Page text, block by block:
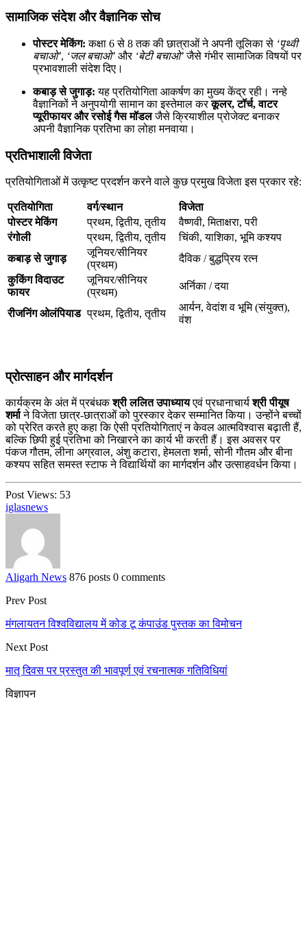
सामाजिक संदेश और वैज्ञानिक सोच
पोस्टर मेकिंग: कक्षा 6 से 8 तक की छात्राओं ने अपनी तूलिका से ‘पृथ्वी
बचाओ’, ‘जल बचाओ’ और ‘बेटी बचाओ’जैसे गंभीर सामाजिक विषयों पर
प्रभावशाली संदेश दिए।
कबाड़ से जुगाड़: यह प्रतियोगिता आकर्षण का मुख्य केंद्र रही। नन्हे
वैज्ञानिकों ने अनुपयोगी सामान का इस्तेमाल करकूलर, टॉर्च, वाटर
प्यूरीफायर और रसोई गैस मॉडलजैसे क्रियाशील प्रोजेक्ट बनाकर
अपनी वैज्ञानिक प्रतिभा का लोहा मनवाया।
प्रतिभाशाली विजेता
प्रतियोगिताओं में उत्कृष्ट प्रदर्शन करने वाले कुछ प्रमुख विजेता इस प्रकार रहे:
प्रतियोगिता वर्ग/स्थान
विजेता
पोस्टर मेकिंग
प्रथम, द्वितीय, तृतीय
वैष्णवी, मिताक्षरा, परी
रंगोली
प्रथम, द्वितीय, तृतीय
चिंकी, याशिका, भूमि कश्यप
कबाड़ से जुगाड़
जूनियर/सीनियर
(प्रथम)
दैविक / बुद्धप्रिय रत्न
कुकिंग विदाउट
फायर
जूनियर/सीनियर
(प्रथम)
अर्निका / दया
रीजनिंग ओलंपियाड प्रथम, द्वितीय, तृतीय
आर्यन, वेदांश व भूमि (संयुक्त),
वंश
प्रोत्साहन और मार्गदर्शन
कार्यक्रम के अंत में प्रबंधकश्री ललित उपाध्यायएवं प्रधानाचार्यश्री पीयूष
शर्माने विजेता छात्र-छात्राओं को पुरस्कार देकर सम्मानित किया। उन्होंने बच्चों
को प्रेरित करते हुए कहा कि ऐसी प्रतियोगिताएं न केवल आत्मविश्वास बढ़ाती हैं,
बल्कि छिपी हुई प्रतिभा को निखारने का कार्य भी करती हैं। इस अवसर पर
पंकज गौतम, लीना अग्रवाल, अंशु कटारा, हेमलता शर्मा, सोनी गौतम और बीना
कश्यप सहित समस्त स्टाफ ने विद्यार्थियों का मार्गदर्शन और उत्साहवर्धन किया।
Post Views: 53
iglasnews
Aligarh News 876 posts 0 comments
Prev Post
मंगलायतन विश्वविद्यालय में कोड टू कंपाउंड पुस्तक का विमोचन
Next Post
मातृ दिवस पर प्रस्तुत की भावपूर्ण एवं रचनात्मक गतिविधियां
विज्ञापन